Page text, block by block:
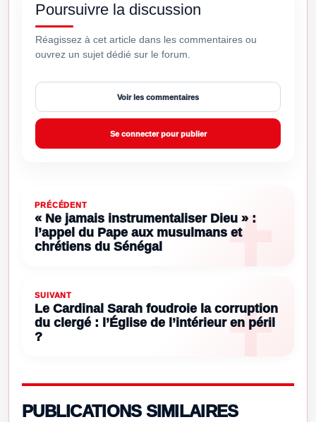
Poursuivre la discussion
Réagissez à cet article dans les commentaires ou
ouvrez un sujet dédié sur le forum.
Voir les commentaires
Se connecter pour publier
PRÉCÉDENT
« Ne jamais instrumentaliser Dieu » :
l’appel du Pape aux musulmans et
chrétiens du Sénégal
SUIVANT
Le Cardinal Sarah foudroie la corruption
du clergé : l’Église de l’intérieur en péril
?
PUBLICATIONS SIMILAIRES